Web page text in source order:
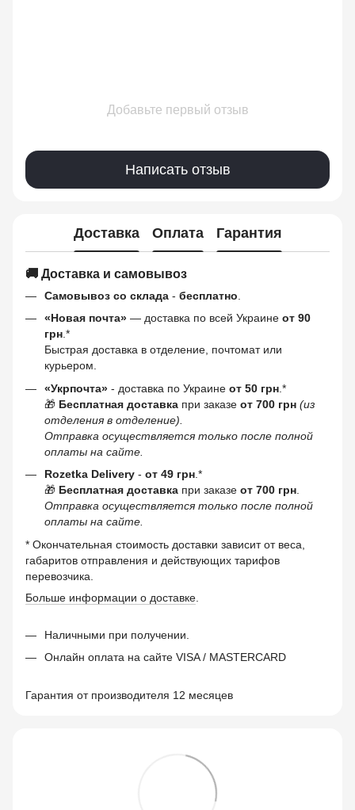
Добавьте первый отзыв
Написать отзыв
Доставка Оплата Гарантия
🚚 Доставка и самовывоз
Самовывоз со склада - бесплатно
«Новая почта» — доставка по всей Украине от 90
грн.*
Быстрая доставка в отделение, почтомат или
курьером.
«Укрпочта» - доставка по Украине от 50 грн .*
🎁 Бесплатная доставка при заказе от 700 грн (из
отделения в отделение).
Отправка осуществляется только после полной
оплаты на сайте.
Rozetka Delivery - от 49 грн .*
🎁 Бесплатная доставка при заказе от 700 грн
Отправка осуществляется только после полной
оплаты на сайте.
* Окончательная стоимость доставки зависит от веса,
габаритов отправления и действующих тарифов
перевозчика.
Больше информации о доставке
Наличными при получении.
Онлайн оплата на сайте VISA / MASTERCARD
Гарантия от производителя 12 месяцев